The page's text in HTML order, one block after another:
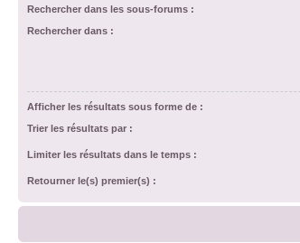
Rechercher dans les sous-forums :
Rechercher dans :
Afficher les résultats sous forme de :
Trier les résultats par :
Limiter les résultats dans le temps :
Retourner le(s) premier(s) :